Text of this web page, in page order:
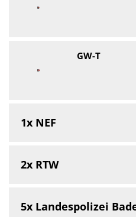
GW-T
1x NEF
2x RTW
5x Landespolizei